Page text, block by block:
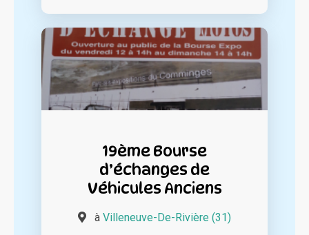
19ème Bourse
d’échanges de
Véhicules Anciens
à Villeneuve-De-Rivière (31)